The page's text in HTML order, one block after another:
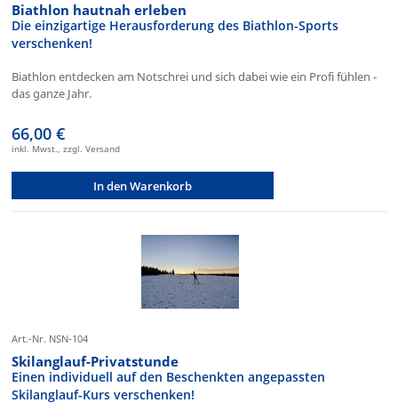
Biathlon hautnah erleben
Die einzigartige Herausforderung des Biathlon-Sports
verschenken!
Biathlon entdecken am Notschrei und sich dabei wie ein Profi fühlen -
das ganze Jahr.
66,00 €
inkl. Mwst., zzgl. Versand
In den Warenkorb
Art.-Nr. NSN-104
Skilanglauf-Privatstunde
Einen individuell auf den Beschenkten angepassten
Skilanglauf-Kurs verschenken!